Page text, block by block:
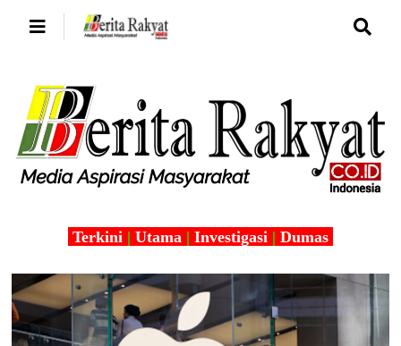
Terkini | Utama | Investigasi | Dumas